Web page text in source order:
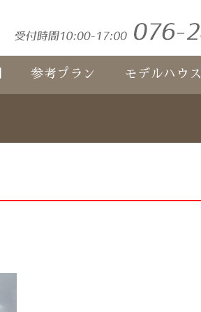
参考プラン モデルハウス